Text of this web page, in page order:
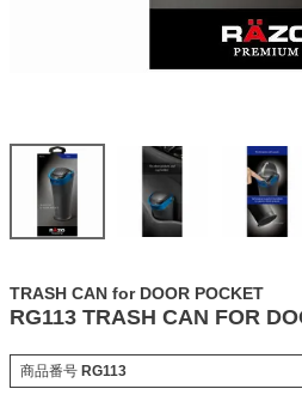
TRASH CAN for DOOR POCKET
RG113 TRASH CAN FOR
商品番号 RG113